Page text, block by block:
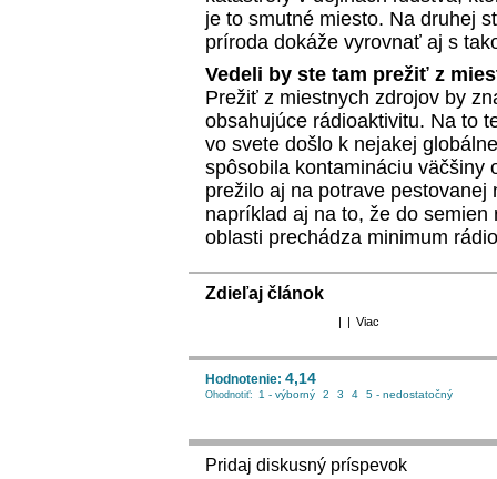
je to smutné miesto. Na druhej
príroda dokáže vyrovnať aj s
Vedeli by ste tam prežiť z
Prežiť z miestnych zdrojov by
obsahujúce rádioaktivitu. Na to
vo svete došlo k nejakej
spôsobila kontamináciu väčšiny
prežilo aj na potrave
napríklad aj na to, že do
oblasti prechádza minimum
Zdieľaj článok
| | Viac
Hodnotenie: 4,14
Ohodnotiť: 1 - výborný 2 3 4 5 - nedostatočný
Pridaj diskusný príspevok